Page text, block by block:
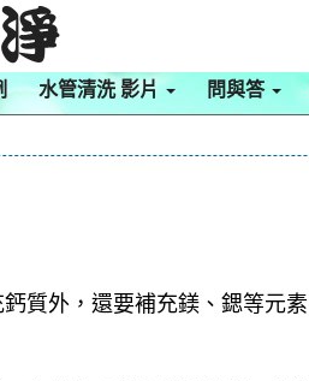
水管清洗 影片 問與答
質外，還要補充鎂、鍶等元